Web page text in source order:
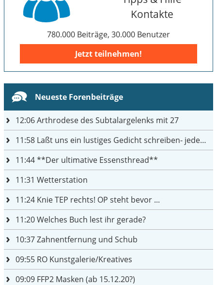
Kontakte
780.000 Beiträge, 30.000 Benutzer
Jetzt teilnehmen!
Neueste Forenbeiträge
12:06Arthrodese des Subtalargelenks mit 27
11:58 Laßt uns ein lustiges Gedicht schreiben- jeder einen Satz
11:44**Der ultimative Essensthread**
11:31 Wetterstation
11:24 Knie TEP rechts! OP steht bevor ...
11:20Welches Buch lest ihr gerade?
10:37Zahnentfernung und Schub
09:55 RO Kunstgalerie/Kreatives
09:09 FFP2 Masken (ab 15.12.20?)